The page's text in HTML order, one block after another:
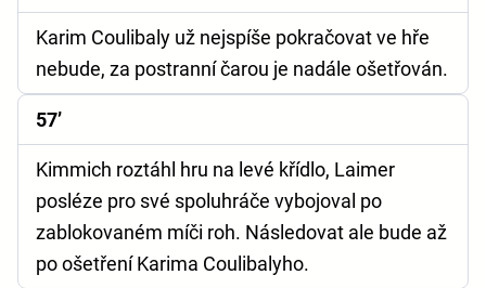
Karim Coulibaly už nejspíše pokračovat ve hře
nebude, za postranní čarou je nadále ošetřován.
57’
Kimmich roztáhl hru na levé křídlo, Laimer
posléze pro své spoluhráče vybojoval po
zablokovaném míči roh. Následovat ale bude až
po ošetření Karima Coulibalyho.